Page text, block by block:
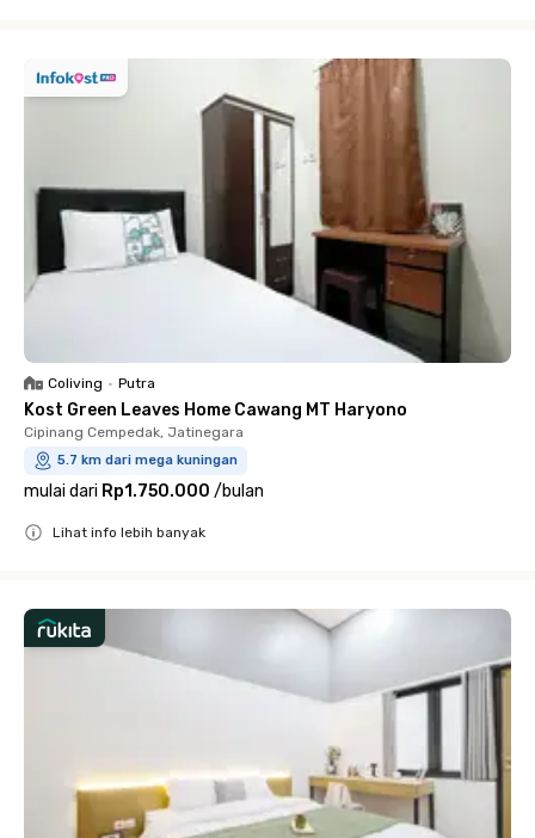
Coliving • Putra
Kost Green Leaves Home Cawang MT Haryono
Cipinang Cempedak, Jatinegara
5.7 km dari mega kuningan
mulai dari Rp1.750.000 /bulan
Lihat info lebih banyak